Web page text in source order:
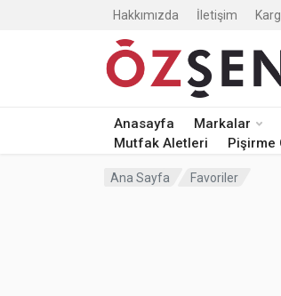
Hakkımızda İletişim
Anasayfa Markalar
Mutfak Aletleri
Pişirme
Ana Sayfa Favoriler